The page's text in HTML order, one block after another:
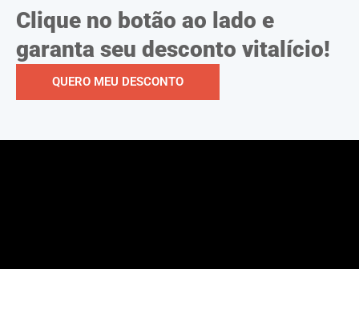
Clique no botão ao lado e
garanta seu desconto vitalício!
QUERO MEU DESCONTO